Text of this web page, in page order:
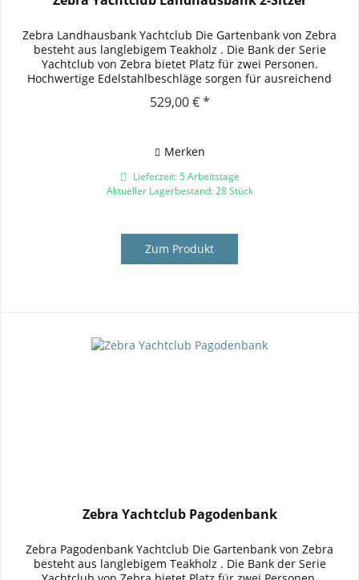
Zebra Landhausbank Yachtclub Die Gartenbank von Zebra
besteht aus langlebigem Teakholz . Die Bank der Serie
Yachtclub von Zebra bietet Platz für zwei Personen.
Hochwertige Edelstahlbeschläge sorgen für ausreichend
529,00 € *
Merken
Lieferzeit: 5 Arbeitstage
Aktueller Lagerbestand: 28 Stück
Zum Produkt
Zebra Yachtclub Pagodenbank
Zebra Pagodenbank Yachtclub Die Gartenbank von Zebra
besteht aus langlebigem Teakholz . Die Bank der Serie